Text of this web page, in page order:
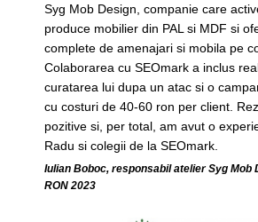
Syg Mob Design, companie care
produce mobilier din PAL si MDF si
complete de amenajari si mobila pe
Colaborarea cu SEOmark a inclus
curatarea lui dupa un atac si o
cu costuri de 40-60 ron per client.
pozitive si, per total, am avut o
Radu si colegii de la SEOmark.
Iulian Boboc, responsabil atelier Syg Mob
RON 2023